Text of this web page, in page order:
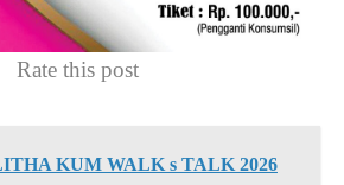
Rate this post
KUM WALK s TALK 2026